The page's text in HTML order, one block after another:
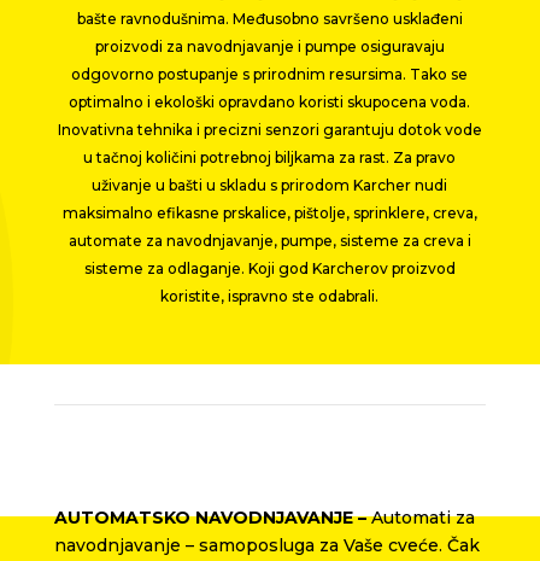
bašte ravnodušnima. Međusobno savršeno usklađeni
proizvodi za navodnjavanje i pumpe osiguravaju
odgovorno postupanje s prirodnim resursima. Tako se
optimalno i ekološki opravdano koristi skupocena voda.
Inovativna tehnika i precizni senzori garantuju dotok vode
u tačnoj količini potrebnoj biljkama za rast. Za pravo
uživanje u bašti u skladu s prirodom Karcher nudi
maksimalno efikasne prskalice, pištolje, sprinklere, creva,
automate za navodnjavanje, pumpe, sisteme za creva i
sisteme za odlaganje. Koji god Karcherov proizvod
koristite, ispravno ste odabrali.
AUTOMATSKO NAVODNJAVANJE –Automati za
navodnjavanje – samoposluga za Vaše cveće. Čak